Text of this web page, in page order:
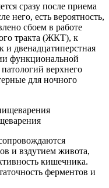
сразу после приема
него, есть вероятность,
сбоем в работе
тракта (ЖКТ), к
и двенадцатиперстная
функциональной
верхнего
для ночного
и вздутием живота,
кишечника.
ферментов и